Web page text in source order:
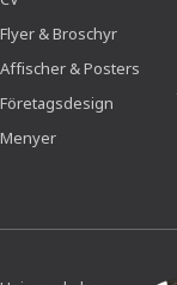
Flyer & Broschyr
Affischer & Posters
Företagsdesign
Menyer